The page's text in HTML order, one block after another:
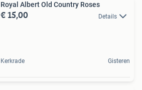
Royal Albert Old Country Roses
€ 15,00 Details
Kerkrade Gisteren